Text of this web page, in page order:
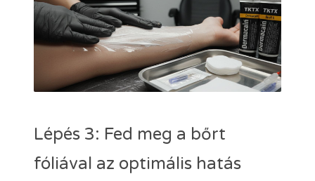
Lépés 3: Fed meg a bőrt
fóliával az optimális hatás